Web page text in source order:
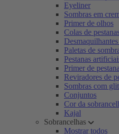
Eyeliner
Sombras em
Primer de olhos
Colas de
Paletas de
Pestanas
Primer de
Reviradores de
Sombras com
Conjuntos
Cor da
Kajal
Sobrancelhas
Mostrar todos